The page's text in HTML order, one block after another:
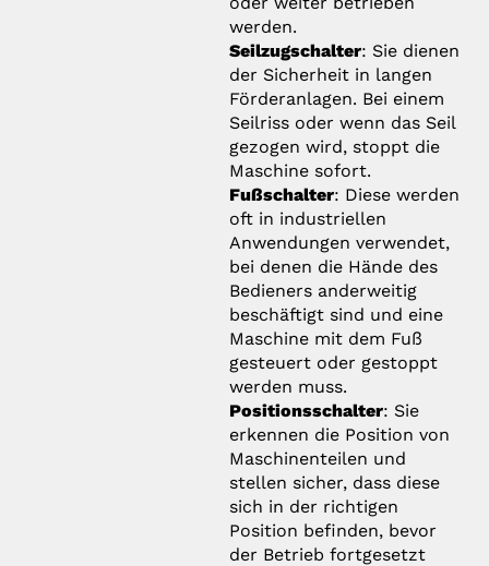
werden.
Seilzugschalter: Sie dienen
der Sicherheit in langen
Förderanlagen. Bei einem
Seilriss oder wenn das Seil
gezogen wird, stoppt die
Maschine sofort.
Fußschalter: Diese werden
oft in industriellen
Anwendungen verwendet,
bei denen die Hände des
Bedieners anderweitig
beschäftigt sind und eine
Maschine mit dem Fuß
gesteuert oder gestoppt
werden muss.
Positionsschalter: Sie
erkennen die Position von
Maschinenteilen und
stellen sicher, dass diese
sich in der richtigen
Position befinden, bevor
der Betrieb fortgesetzt